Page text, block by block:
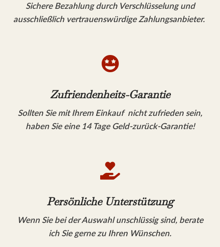
Sichere Bezahlung durch Verschlüsselung und
ausschließlich vertrauenswürdige Zahlungsanbieter.

Zufriendenheits-Garantie
Sollten Sie mit Ihrem Einkauf nicht zufrieden sein,
haben Sie eine 14 Tage Geld-zurück-Garantie!

Persönliche Unterstützung
Wenn Sie bei der Auswahl unschlüssig sind, berate
ich Sie gerne zu Ihren Wünschen.